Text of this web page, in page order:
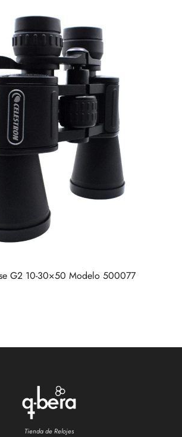
G2 10-30×50 Modelo 500077
Tienda de Relojes